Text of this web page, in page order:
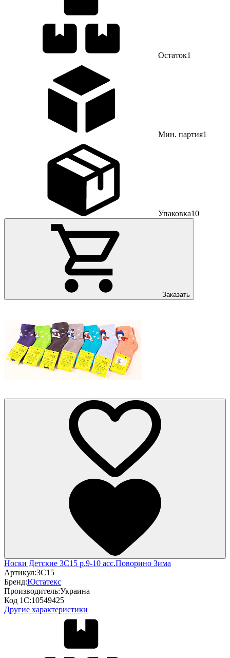
Остаток1
Мин. партия1
Упаковка10
Заказать
Носки Детские 3С15 р.9-10 асс.Поворино Зима
Артикул:3С15
Бренд:Юстатекс
Производитель:Украина
Код 1С:10549425
Другие характеристики